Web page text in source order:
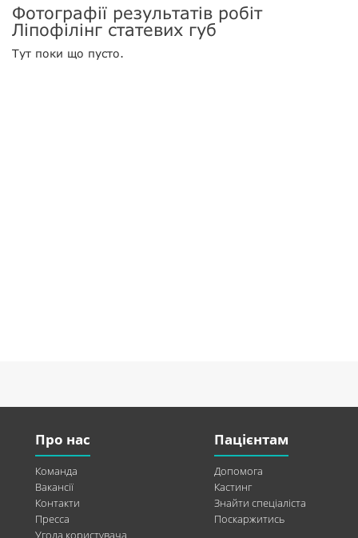
Фотографії результатів робіт
Ліпофілінг статевих губ
Тут поки що пусто.
Про нас
Команда
Вакансії
Контакти
Пресса
Угода користувача
Пацієнтам
Допомога
Кастинг
Знайти спеціаліста
Поскаржитись